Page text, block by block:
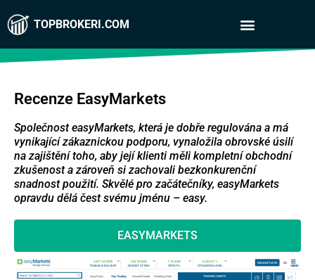
TOPBROKERI.COM
Recenze EasyMarkets
Společnost easyMarkets, která je dobře regulována a má
vynikající zákaznickou podporu, vynaložila obrovské úsilí
na zajištění toho, aby její klienti měli kompletní obchodní
zkušenost a zároveň si zachovali bezkonkurenční
snadnost použití. Skvělé pro začátečníky, easyMarkets
opravdu dělá čest svému jménu – easy.
EASYMARKETS